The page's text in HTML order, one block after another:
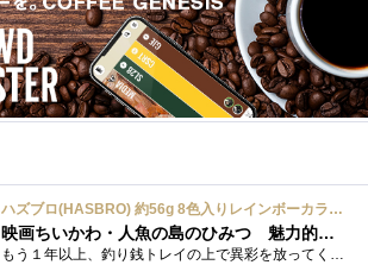
ハズブロ(HASBRO) 約56g 8色入りレインボーカラーのプレイ・ドー、新学期用品、2才以上のプリスクールの子供向け、子供向けのアート&クラフト 粘土 ねんど、こどもの日、子供の日プレゼント
映画ちいかわ・人魚の島のひみつ 魅力的なビラン：セイレーンを造ってみた
もう１年以上、釣り銭トレイの上で異彩を放ってくれたミャクミャクのマグネット 映画ちいかわ人魚の島のひみつを鑑賞後、素敵なビランのセイ...